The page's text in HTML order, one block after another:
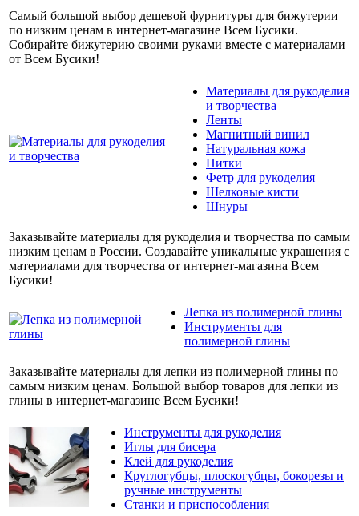
Самый большой выбор дешевой фурнитуры для бижутерии
по низким ценам в интернет-магазине Всем Бусики.
Собирайте бижутерию своими руками вместе с материалами
от Всем Бусики!
Материалы для рукоделия
и творчества
Ленты
Магнитный винил
Натуральная кожа
Нитки
Фетр для рукоделия
Шелковые кисти
Шнуры
Заказывайте материалы для рукоделия и творчества по самым
низким ценам в России. Создавайте уникальные украшения с
материалами для творчества от интернет-магазина Всем
Бусики!
Лепка из полимерной глины
Инструменты для
полимерной глины
Заказывайте материалы для лепки из полимерной глины по
самым низким ценам. Большой выбор товаров для лепки из
глины в интернет-магазине Всем Бусики!
Инструменты для рукоделия
Иглы для бисера
Клей для рукоделия
Круглогубцы, плоскогубцы, бокорезы и
ручные инструменты
Станки и приспособления